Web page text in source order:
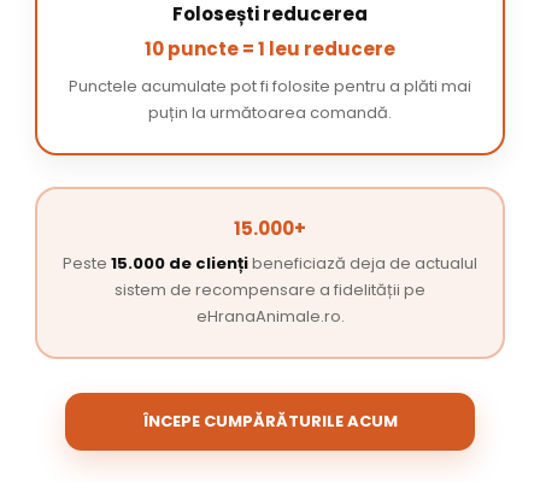
Folosești reducerea
10 puncte = 1 leu reducere
Punctele acumulate pot fi folosite pentru a plăti mai
puțin la următoarea comandă.
15.000+
Peste 15.000 de cliențibeneficiază deja de actualul
sistem de recompensare a fidelității pe
eHranaAnimale.ro.
ÎNCEPE CUMPĂRĂTURILE ACUM